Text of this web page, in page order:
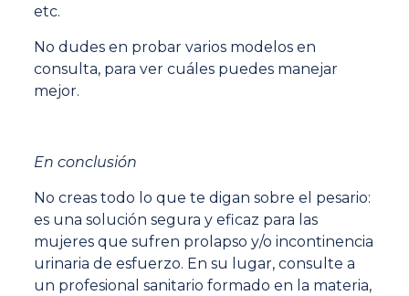
etc.
No dudes en probar varios modelos en
consulta, para ver cuáles puedes manejar
mejor.
En conclusión
No creas todo lo que te digan sobre el pesario:
es una solución segura y eficaz para las
mujeres que sufren prolapso y/o incontinencia
urinaria de esfuerzo. En su lugar, consulte a
un profesional sanitario formado en la materia,